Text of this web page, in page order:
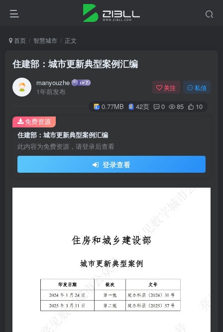
首页 智慧城市 正文
住建部：城市更新典型案例汇编
manyouzhe
1年前发布
关注 私信
0.77MB 42页 0 85 10
住建部：城市更新典型案例汇编
此内容为免费资源，请登录后查看
登录查看
免费资源